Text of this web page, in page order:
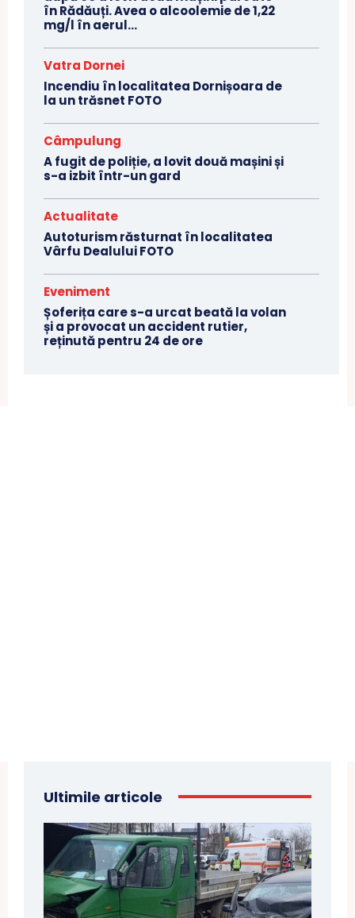
în Rădăuți. Avea o alcoolemie de 1,22
mg/l în aerul...
Vatra Dornei
Incendiu în localitatea Dornișoara de
la un trăsnet FOTO
Câmpulung
A fugit de poliție, a lovit două mașini și
s-a izbit într-un gard
Actualitate
Autoturism răsturnat în localitatea
Vârfu Dealului FOTO
Eveniment
Șoferița care s-a urcat beată la volan
și a provocat un accident rutier,
reținută pentru 24 de ore
Ultimile articole